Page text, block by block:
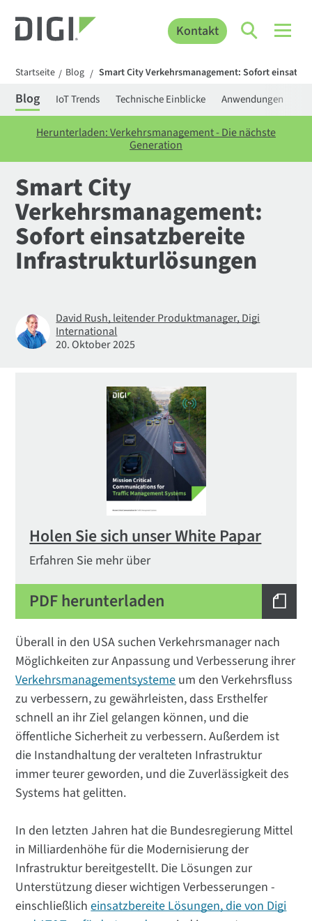
Kontakt
Startseite / Blog / Smart City Verkehrsmanagement: Sofort
Blog IoT Trends Technische Einblicke Anwendungen
Herunterladen: Verkehrsmanagement - Die nächste
Generation
Smart City
Verkehrsmanagement:
Sofort einsatzbereite
Infrastrukturlösungen
David Rush, leitender Produktmanager, Digi
International
20. Oktober 2025
Holen Sie sich unser White Papar
Erfahren Sie mehr über
PDF herunterladen
Überall in den USA suchen Verkehrsmanager nach
Möglichkeiten zur Anpassung und Verbesserung ihrer
Verkehrsmanagementsysteme um den Verkehrsfluss
zu verbessern, zu gewährleisten, dass Ersthelfer
schnell an ihr Ziel gelangen können, und die
öffentliche Sicherheit zu verbessern. Außerdem ist
die Instandhaltung der veralteten Infrastruktur
immer teurer geworden, und die Zuverlässigkeit des
Systems hat gelitten.
In den letzten Jahren hat die Bundesregierung Mittel
in Milliardenhöhe für die Modernisierung der
Infrastruktur bereitgestellt. Die Lösungen zur
Unterstützung dieser wichtigen Verbesserungen -
einschließlicheinsatzbereite Lösungen, die von Digi